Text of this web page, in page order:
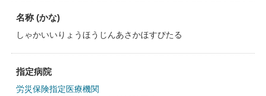
名称 (かな)
しゃかいいりょうほうじんあさかほすぴたる
指定病院
労災保険指定医療機関